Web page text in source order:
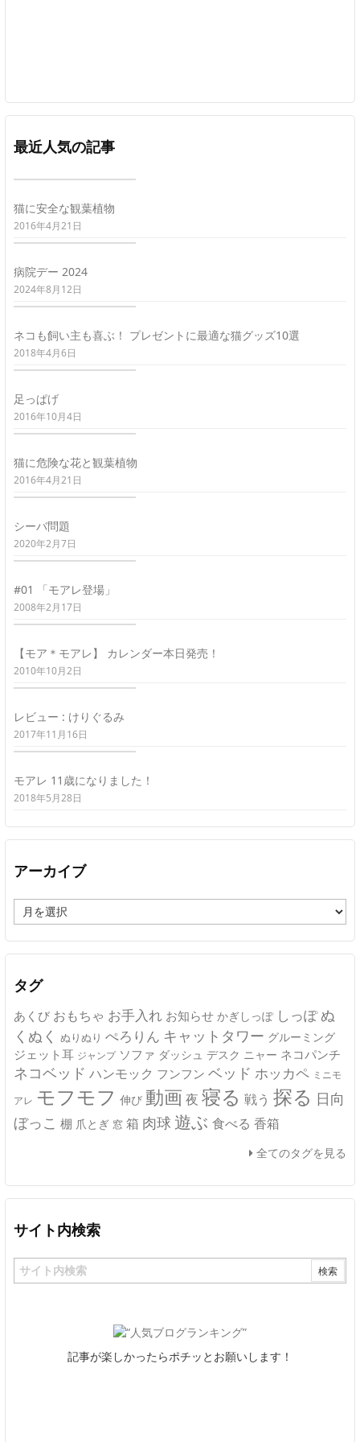
最近人気の記事
猫に安全な観葉植物
2016年4月21日
病院デー 2024
2024年8月12日
ネコも飼い主も喜ぶ！ プレゼントに最適な猫グッズ10選
2018年4月6日
足っぱげ
2016年10月4日
猫に危険な花と観葉植物
2016年4月21日
シーバ問題
2020年2月7日
#01 「モアレ登場」
2008年2月17日
【モア＊モアレ】 カレンダー本日発売！
2010年10月2日
レビュー : けりぐるみ
2017年11月16日
モアレ 11歳になりました！
2018年5月28日
アーカイブ
ー
カ
イ
タグ
あくび おもちゃ お手入れ お知らせ かぎしっぽ しっぽ ぬ
くぬく ぬりぬり ぺろりん キャットタワー グルーミング
ジェット耳 ジャンプ ソファ ダッシュ デスク ニャー ネコパンチ
ネコベッド ハンモック フンフン ベッド ホッカペ ミニモ
アレ モフモフ 伸び 動画 夜 寝る 戦う 探る 日向
ぼっこ 棚 爪とぎ 窓 箱 肉球 遊ぶ 食べる 香箱
全てのタグを見る
サイト内検索
記事が楽しかったらポチッとお願いします！